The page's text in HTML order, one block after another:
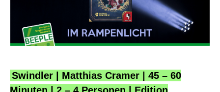
Swindler | Matthias Cramer | 45 – 60